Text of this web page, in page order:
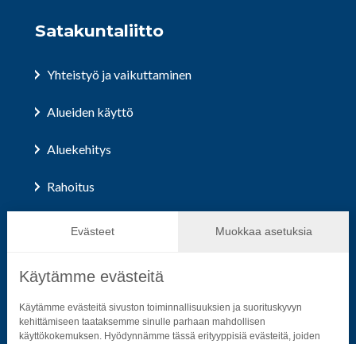
Evästeet Muokkaa asetuksia
Käytämme evästeitä
Käytämme evästeitä sivuston toiminnallisuuksien ja suorituskyvyn
kehittämiseen taataksemme sinulle parhaan mahdollisen
käyttökokemuksen. Hyödynnämme tässä erityyppisiä evästeitä, joiden
Satakuntaliitto
Yhteistyö ja vaikuttaminen
Alueiden käyttö
Aluekehitys
Rahoitus
Hallinto ja päätöksenteko
Seuraa sosiaalisessa mediassa